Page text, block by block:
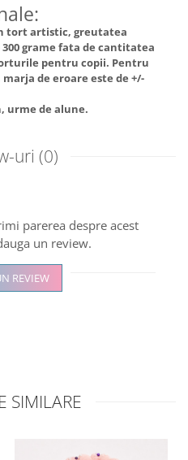
tort artistic, greutatea
grame fata de cantitatea
pentru copii. Pentru
de eroare este de +/-
urme de alune.
uri (0)
parerea despre acest
un review.
REVIEW
SIMILARE